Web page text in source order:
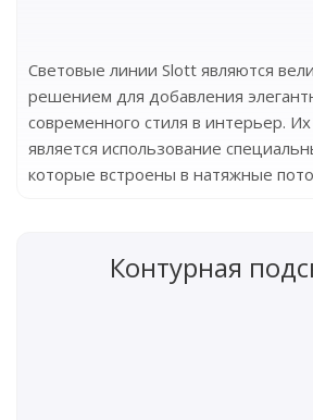
Световые линии Slott являются
решением для добавления
современного стиля в интерьер.
является использование
которые встроены в натяжные
Контурная